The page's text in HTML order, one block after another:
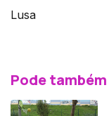
Lusa
Pode